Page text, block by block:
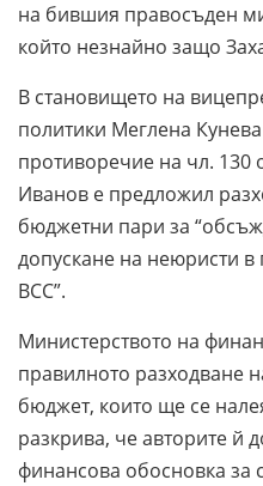
на бившия правосъден
който незнайно защо
В становището на
политики Меглена
противоречие на чл. 130
Иванов е предложил
бюджетни пари за
допускане на неюристи в
ВСС”.
Министерството на
правилното разходване
бюджет, които ще се
разкрива, че авторите й
финансова обосновка за